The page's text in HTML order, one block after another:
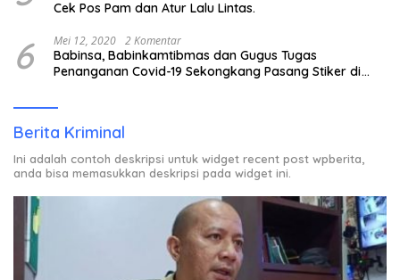
Cek Pos Pam dan Atur Lalu Lintas.
6 Mei 12, 2020 2 Komentar
Babinsa, Babinkamtibmas dan Gugus Tugas
Penanganan Covid-19 Sekongkang Pasang Stiker di
Berita Kriminal
Ini adalah contoh deskripsi untuk widget recent post wpberita,
anda bisa memasukkan deskripsi pada widget ini.